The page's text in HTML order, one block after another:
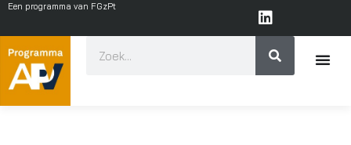
Een programma van FGzPt